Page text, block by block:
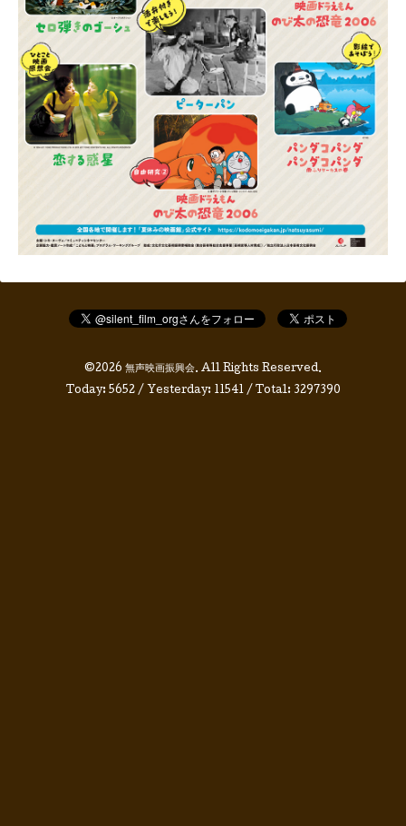
©2026 無声映画振興会. All Rights Reserved.
Today: 5652/ Yesterday: 11541/ Total: 3297390